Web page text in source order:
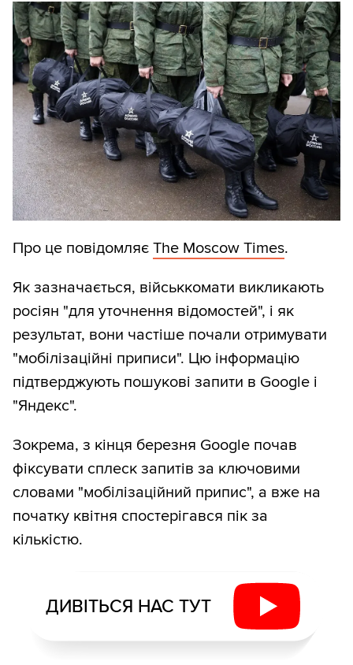
Про це повідомляє The Moscow Times.
Як зазначається, військкомати викликають
росіян "для уточнення відомостей", і як
результат, вони частіше почали отримувати
"мобілізаційні приписи". Цю інформацію
підтверджують пошукові запити в Google і
"Яндекс".
Зокрема, з кінця березня Google почав
фіксувати сплеск запитів за ключовими
словами "мобілізаційний припис", а вже на
початку квітня спостерігався пік за
кількістю.
ДИВІТЬСЯ НАС ТУТ